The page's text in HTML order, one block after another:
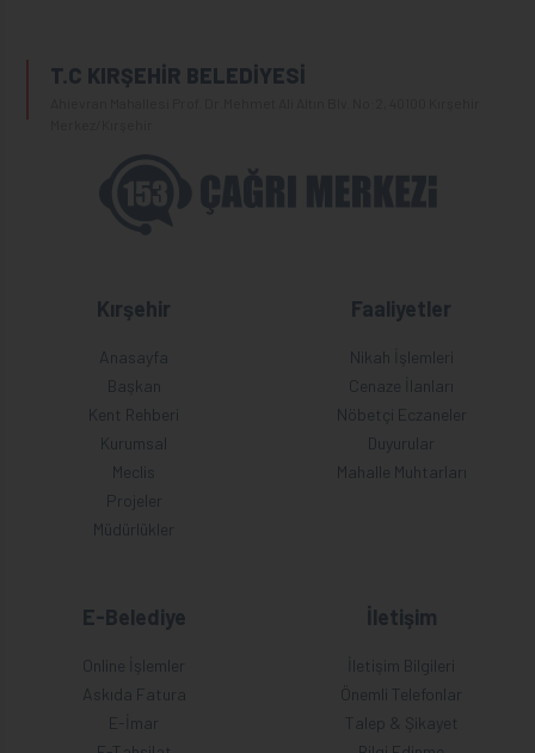
T.C KIRŞEHİR BELEDİYESİ
Kırşehir
Anasayfa
Başkan
Kent Rehberi
Kurumsal
Meclis
Projeler
Müdürlükler
Faaliyetler
Nikah İşlemleri
Cenaze İlanları
Nöbetçi Eczaneler
Duyurular
Mahalle Muhtarları
E-Belediye
Online İşlemler
Askıda Fatura
E-İmar
İletişim
İletişim Bilgileri
Önemli Telefonlar
Talep & Şikayet